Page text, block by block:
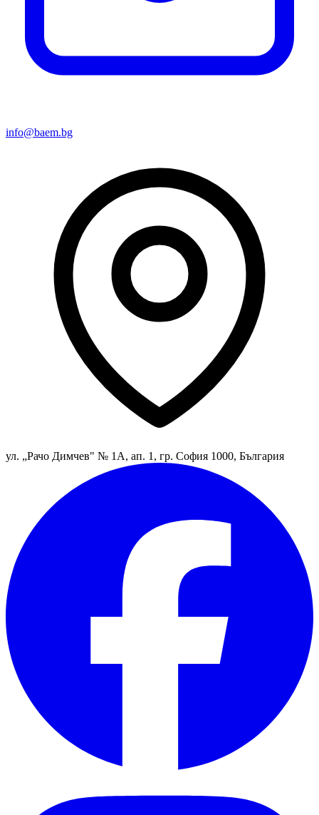
info@baem.bg
ул. „Рачо Димчев" № 1А, ап. 1, гр. София 1000, България